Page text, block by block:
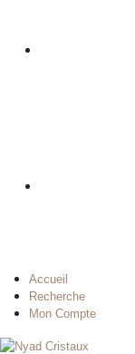
Accueil
Recherche
Mon Compte